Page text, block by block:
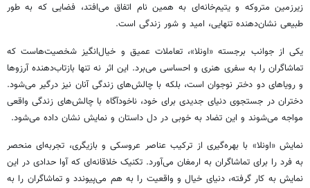
زیرزمین متروکه و یتیم‌خانه‌ای به همین نام اتفاق می‌افتد، فضایی که به طور
طبیعی نشان‌دهنده تنهایی، امید و شور زندگی است.
یکی از جوانب برجسته «اونلا»، تعاملات عمیق و خیال‌انگیز شخصیت‌هاست که
تماشاگران را به سفری هنری و احساسی می‌برد. این اثر نه تنها بازتاب‌دهنده آرزوها
و رویاهای دو دختر نوجوان است، بلکه با چالش‌های زندگی آنان نیز درگیر می‌شود.
دختران در جستجوی دنیای جدیدی برای خود، ناخودآگاه با چالش‌های زندگی واقعی
مواجه می‌شوند و این تضاد به خوبی در دل داستان و نمایش نشان داده می‌شود.
نمایش «اونلا» با بهره‌گیری از ترکیب عناصر عروسکی و بازیگری، تجربه‌ای منحصر
به فرد را برای تماشاگران به ارمغان می‌آورد. تکنیک خلاقانه‌ای که آوا حدادی در این
نمایش به کار گرفته، دنیای خیال و واقعیت را به هم می‌پیوندد و تماشاگران را به